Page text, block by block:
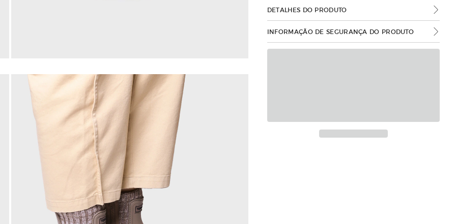
DETALHES DO PRODUTO
INFORMAÇÃO DE SEGURANÇA DO PRODUTO